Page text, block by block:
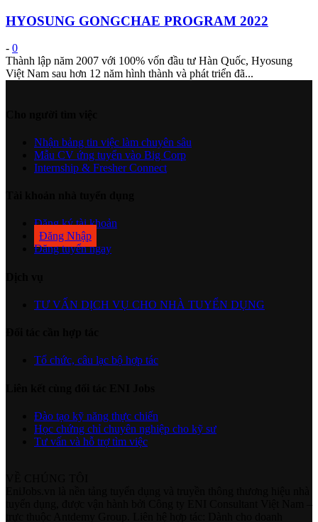
HYOSUNG GONGCHAE PROGRAM 2022
- 0
Thành lập năm 2007 với 100% vốn đầu tư Hàn Quốc, Hyosung
Việt Nam sau hơn 12 năm hình thành và phát triển đã...
Nhận bảng tin việc làm chuyên sâu
Mẫu CV ứng tuyển vào Big Corp
Internship & Fresher Connect
Đăng ký tài khoản
Đăng Nhập
Đăng tuyển ngay
TƯ VẤN DỊCH VỤ CHO NHÀ TUYỂN DỤNG
Tổ chức, câu lạc bộ hợp tác
Đào tạo kỹ năng thực chiến
Học chứng chỉ chuyên nghiệp cho kỹ sư
Tư vấn và hỗ trợ tìm việc